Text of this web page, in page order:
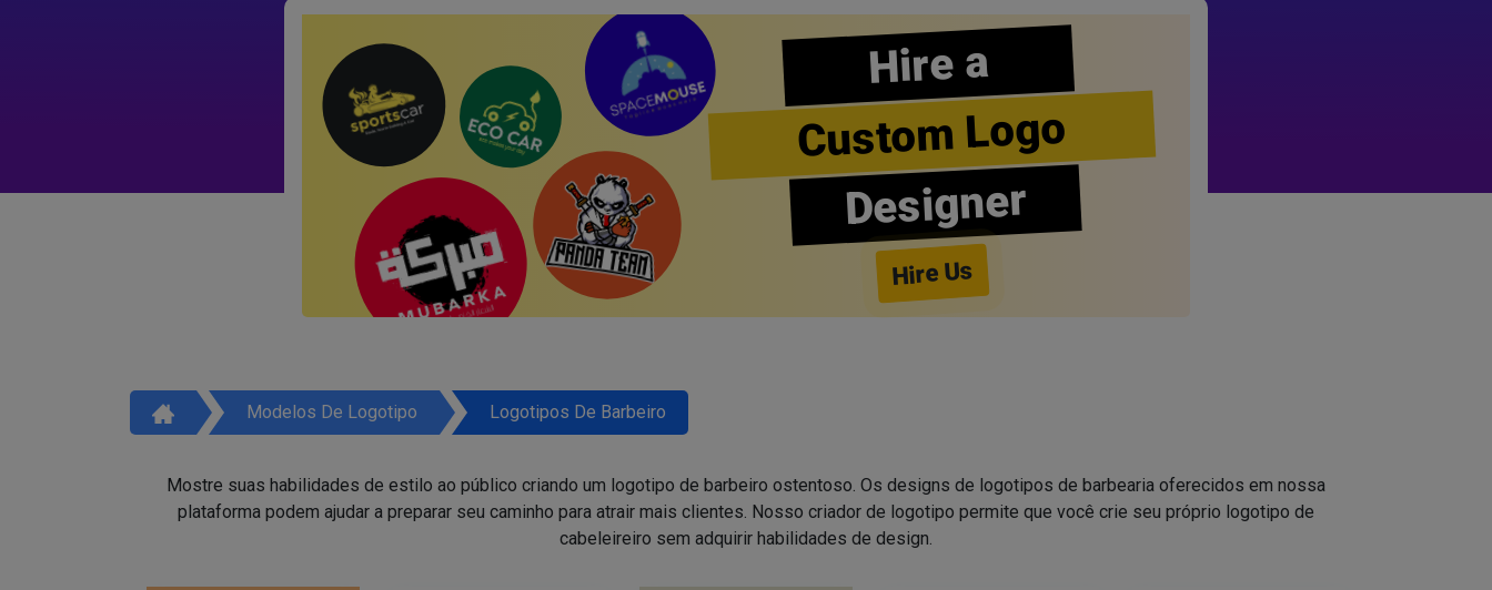
Hire a
Custom Logo
Designer
Hire Us
Modelos De Logotipo Logotipos De Barbeiro
Mostre suas habilidades de estilo ao público criando um logotipo de barbeiro ostentoso. Os designs de logotipos de barbearia oferecidos em nossa
plataforma podem ajudar a preparar seu caminho para atrair mais clientes. Nosso criador de logotipo permite que você crie seu próprio logotipo de
cabeleireiro sem adquirir habilidades de design.